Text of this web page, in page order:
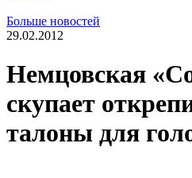
Больше новостей
29.02.2012
Немцовская
скупает
талоны для